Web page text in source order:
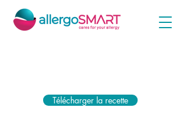
Télécharger la recette